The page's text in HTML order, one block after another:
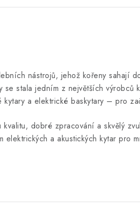
nástrojů, jehož kořeny sahají
stala jedním z největších
kytary a elektrické baskytary – pro
kvalitu, dobré zpracování a skvělý
a akustických kytar pro